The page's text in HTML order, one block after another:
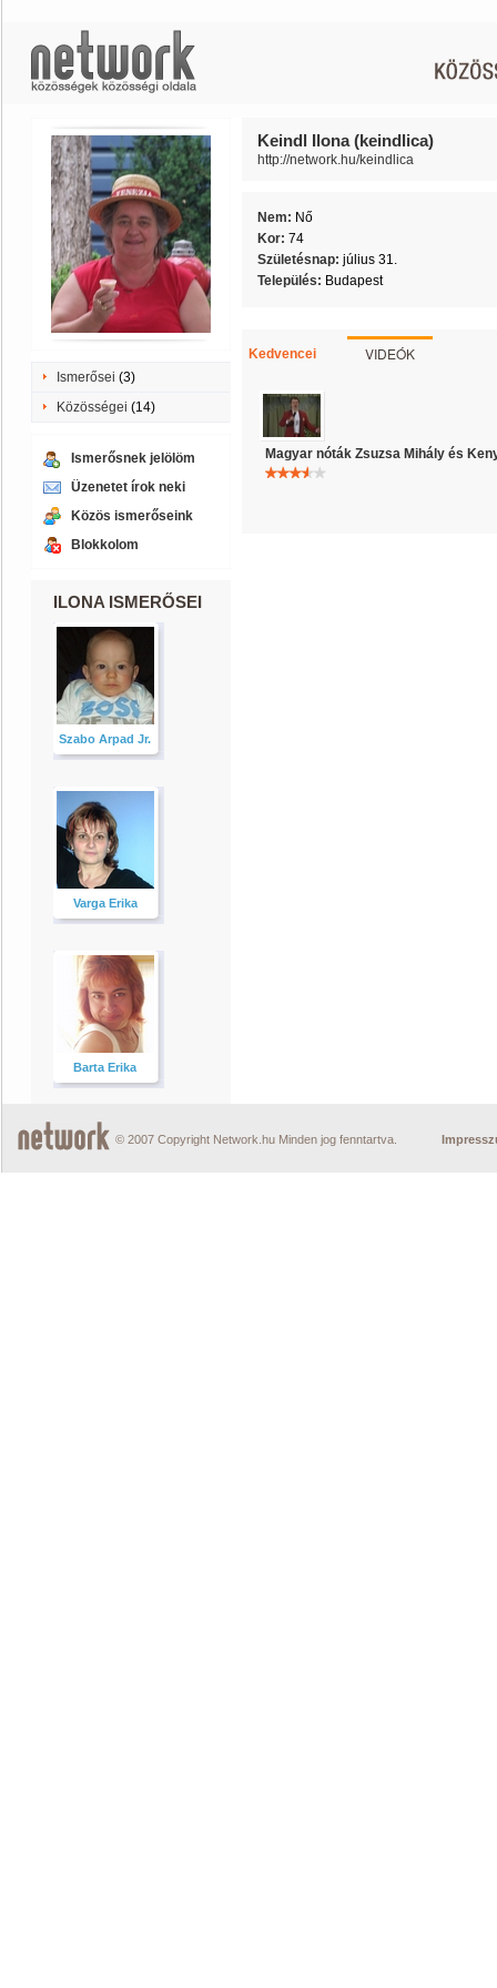
Ismerősei (3)
Közösségei (14)
Ismerősnek jelölöm
Üzenetet írok neki
Közös ismerőseink
Blokkolom
ILONA ISMERŐSEI
Szabo Arpad Jr.
Varga Erika
Barta Erika
Keindl Ilona (keindlica)
http://network.hu/keindlica
Nem: Nő
Kor: 74
Születésnap: július 31.
Település: Budapest
Kedvencei VIDEÓK
Magyar nóták Zsuzsa Mihály és
© 2007 Copyright Network.hu Minden jog fenntartva.